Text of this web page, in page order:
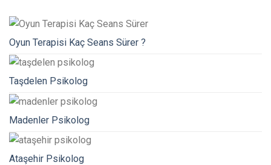
Oyun Terapisi Kaç Seans Sürer ?
Taşdelen Psikolog
Madenler Psikolog
Ataşehir Psikolog